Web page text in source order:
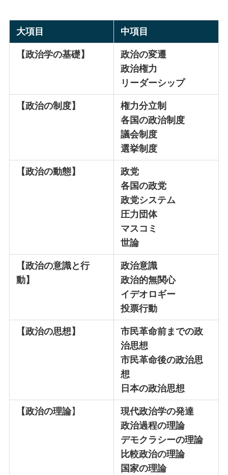
大項目 中項目
【政治学の基礎】
政治の変遷
政治権力
リーダーシップ
【政治の制度】
権力分立制
各国の政治制度
議会制度
選挙制度
【政治の動態】
政党
各国の政党
政党システム
圧力団体
マスコミ
世論
【政治の意識と行
動】
政治意識
政治的無関心
イデオロギー
投票行動
【政治の思想】
市民革命前までの政
治思想
市民革命後の政治思
想
日本の政治思想
【政治の理論】
現代政治学の発達
政治過程の理論
デモクラシーの理論
比較政治の理論
国家の理論